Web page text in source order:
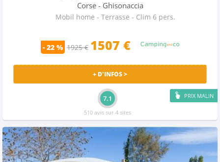
Corse - Ghisonaccia
Mobil home - Terrasse - Clim 6 pers.
- 22 % 1925 € 1507 €
PRIX MALIN
+ D'INFOS >
7.1
510 avis sur 4 sites